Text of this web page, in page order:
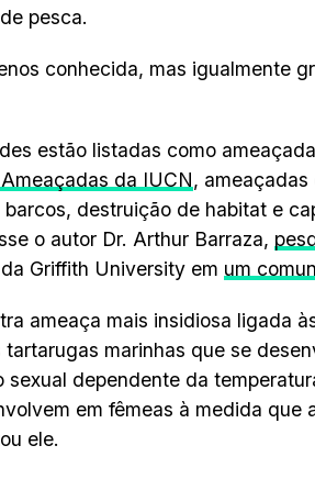
pesca.
conhecida, mas igualmente
estão listadas como
da IUCN,
destruição de habitat e
o autor Dr. Arthur Barraza,
da Griffith University em um
ameaça mais insidiosa ligada
marinhas que se
sexual dependente da
em fêmeas à medida que
ele.